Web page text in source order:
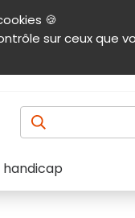
🍪
sur ceux que
Menu principal
Produits
handicap